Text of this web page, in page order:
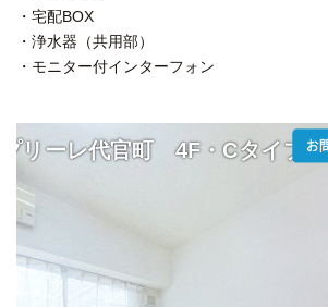
・宅配BOX
・浄水器（共用部）
・モニター付インターフォン